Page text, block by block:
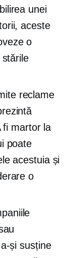
unei
aceste
o
reclame
fi martor la
poate
acestuia și
o
și susține